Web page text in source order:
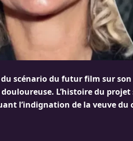
du scénario du futur film sur
L’histoire du
l’indignation de la veuve du